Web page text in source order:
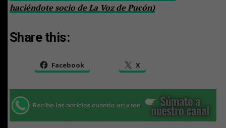
haciéndote socio de La Voz de Pucón)
Share this:
Facebook X